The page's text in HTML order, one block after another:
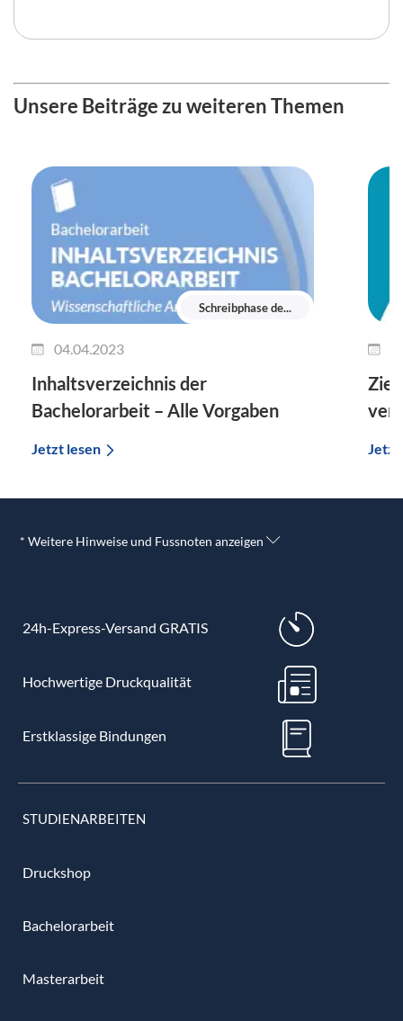
Unsere Beiträge zu weiteren Themen
Schreibphase de...
04.04.2023
Inhaltsverzeichnis der
Bachelorarbeit – Alle Vorgaben
Jetzt lesen
* Weitere Hinweise und Fussnoten anzeigen
24h-Express-Versand GRATIS
Hochwertige Druckqualität
Erstklassige Bindungen
STUDIENARBEITEN
Druckshop
Bachelorarbeit
Masterarbeit